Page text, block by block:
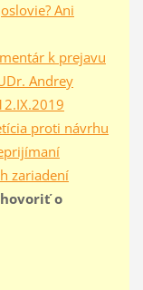
Ani
k prejavu
Andrey
proti návrhu
zariadení
o